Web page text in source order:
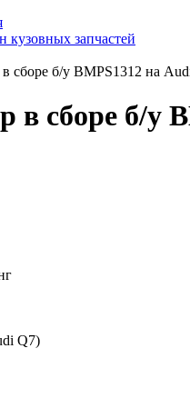
кузовных запчастей
сборе б/у BMPS1312 на
в сборе б/у
Q7)